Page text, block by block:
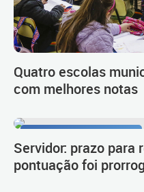
Quatro escolas
com melhores notas
Servidor: prazo para
pontuação foi